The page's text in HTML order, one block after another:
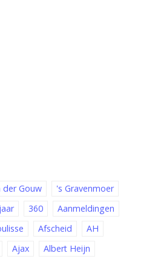
der Gouw
's Gravenmoer
360
Aanmeldingen
Afscheid
AH
Ajax
Albert Heijn